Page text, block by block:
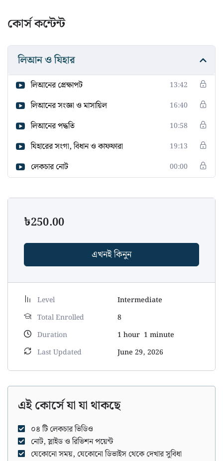
কোর্স কন্টেন্ট
লিআন ও যিহার
লিআনের প্রেক্ষাপট 13:42
লিআনের সংজ্ঞা ও মাসায়িল 16:40
লিআনের পদ্ধতি 10:58
যিহারের সংগা, বিধান ও কাফফারা 19:13
লেকচার নোট 00:00
৳250.00
এখনই কিনুন
Level
Intermediate
Total Enrolled
8
Duration
1 hour 1 minute
Last Updated
June 29, 2026
এই কোর্সে যা যা থাকছে
০৪ টি লেকচার ভিডিও
নোট, স্লাইড ও রিভিশন পয়েন্ট
যেকোনো সময়, যেকোনো ডিভাইস থেকে দেখার সুবিধা